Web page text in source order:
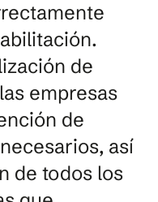
de
empresas
de
así
de todos los